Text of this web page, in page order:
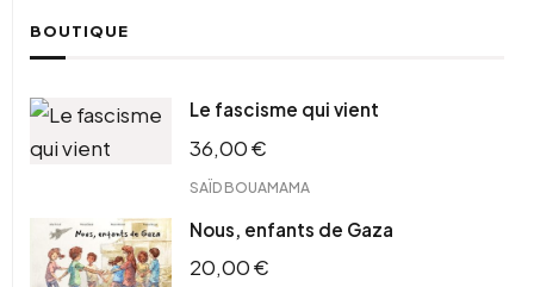
BOUTIQUE
Le fascisme qui vient
36,00€
SAÏD BOUAMAMA
Nous, enfants de Gaza
20,00€